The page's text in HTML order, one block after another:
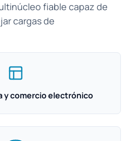
fiable capaz de
cargas de
y comercio electrónico